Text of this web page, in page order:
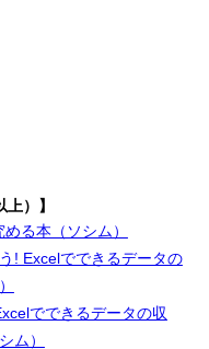
）】
る本（ソシム）
! Excelでできるデータの
でできるデータの収
ム）